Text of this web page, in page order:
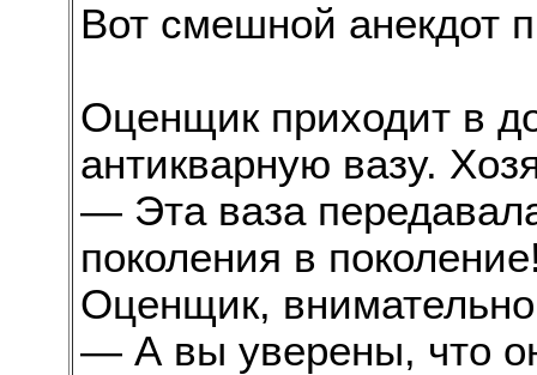
Вот смешной анекдот
Оценщик приходит в
антикварную вазу.
— Эта ваза
поколения в
Оценщик,
— А вы уверены, что